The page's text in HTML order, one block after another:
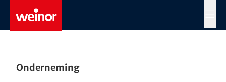
Skip to main content
Onderneming